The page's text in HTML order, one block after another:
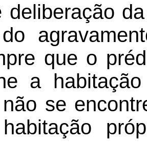
deliberação
que o
a
se